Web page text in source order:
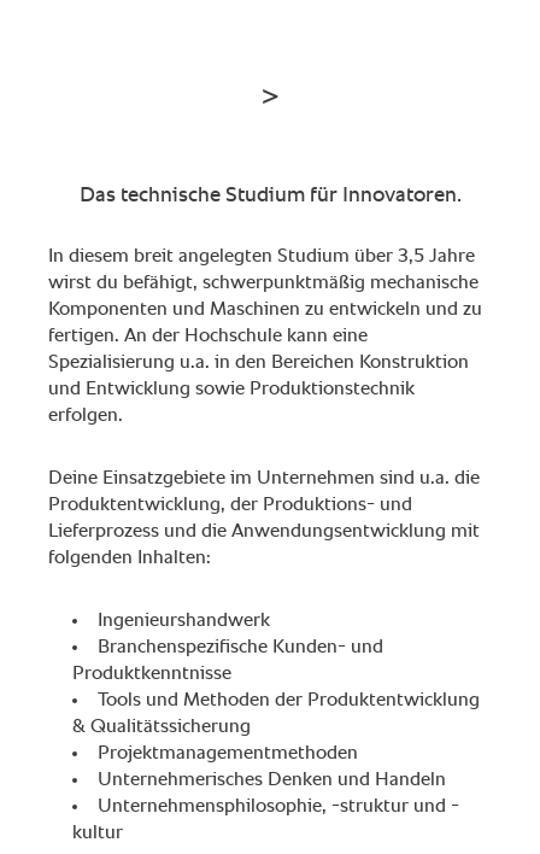
Das technische Studium für Innovatoren.
In diesem breit angelegten Studium über 3,5 Jahre
wirst du befähigt, schwerpunktmäßig mechanische
Komponenten und Maschinen zu entwickeln und zu
fertigen. An der Hochschule kann eine
Spezialisierung u.a. in den Bereichen Konstruktion
und Entwicklung sowie Produktionstechnik
erfolgen.
Deine Einsatzgebiete im Unternehmen sind u.a. die
Produktentwicklung, der Produktions- und
Lieferprozess und die Anwendungsentwicklung mit
folgenden Inhalten:
Ingenieurshandwerk
Branchenspezifische Kunden- und
Produktkenntnisse
Tools und Methoden der Produktentwicklung
& Qualitätssicherung
Projektmanagementmethoden
Unternehmerisches Denken und Handeln
Unternehmensphilosophie, -struktur und -
kultur